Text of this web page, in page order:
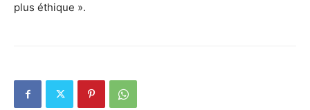
plus éthique ».